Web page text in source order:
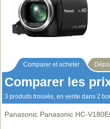
Comparer et acheter
Comparer les
3 produits trouvés, en vente dans 2
Panasonic Panasonic HC-